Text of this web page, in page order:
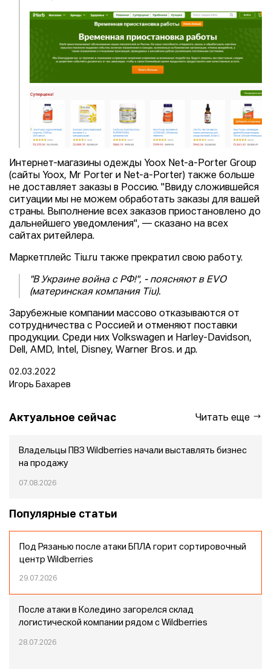
Интернет-магазины одежды Yoox Net-a-Porter Group
(сайты Yoox, Mr Porter и Net-a-Porter) также больше
не доставляет заказы в Россию. "Ввиду сложившейся
ситуации мы не можем обработать заказы для вашей
страны. Выполнение всех заказов приостановлено до
дальнейшего уведомления", — сказано на всех
сайтах ритейлера.
Маркетплейс Tiu.ru также прекратил свою работу.
"В Украине война c РФ!", - поясняют в EVO
(материнская компания Tiu).
Зарубежные компании массово отказываются от
сотрудничества с Россией и отменяют поставки
продукции. Среди них Volkswagen и Harley-Davidson,
Dell, AMD, Intel, Disney, Warner Bros. и др.
02.03.2022
Игорь Бахарев
Актуальное сейчас Читать еще
Владельцы ПВЗ Wildberries начали выставлять бизнес
на продажу
07.08.2026
Популярные статьи
Под Рязанью после атаки БПЛА горит сортировочный
центр Wildberries
29.07.2026
После атаки в Коледино загорелся склад
логистической компании рядом с Wildberries
28.07.2026